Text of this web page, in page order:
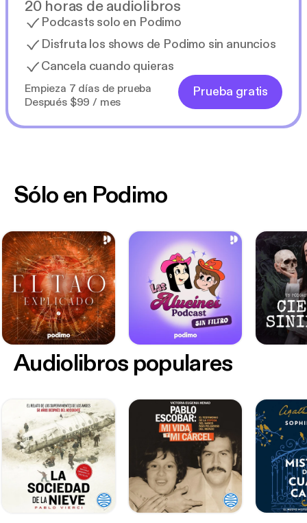
20 horas de audiolibros
Podcasts solo en Podimo
Disfruta los shows de Podimo sin anuncios
Cancela cuando quieras
Empieza 7 días de prueba
Después $99 / mes
Prueba gratis
Sólo en Podimo
Audiolibros populares